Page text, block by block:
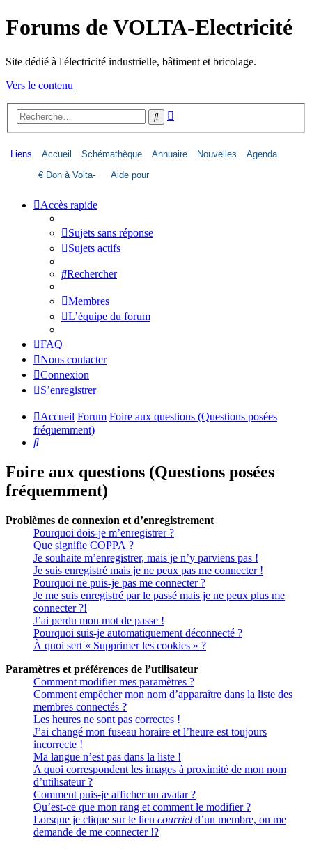
Forums de VOLTA-Electricité
Site dédié à l'électricité industrielle, bâtiment et bricolage.
Vers le contenu
Rechercher
Liens Accueil Schémathèque Annuaire Nouvelles
Agenda
€ Don à Volta-
Aide pour
Accès rapide
Sujets sans réponse
Sujets actifs
Rechercher
Membres
L’équipe du forum
FAQ
Nous contacter
Connexion
S’enregistrer
Accueil Forum Foire aux questions (Questions posées
fréquemment)
Rechercher
Foire aux questions (Questions posées
fréquemment)
Problèmes de connexion et d’enregistrement
Pourquoi dois-je m’enregistrer ?
Que signifie COPPA ?
Je souhaite m’enregistrer, mais je n’y parviens pas !
Je suis enregistré mais je ne peux pas me connecter !
Pourquoi ne puis-je pas me connecter ?
Je me suis enregistré par le passé mais je ne peux plus me
connecter ?!
J’ai perdu mon mot de passe !
Pourquoi suis-je automatiquement déconnecté ?
À quoi sert « Supprimer les cookies » ?
Paramètres et préférences de l’utilisateur
Comment modifier mes paramètres ?
Comment empêcher mon nom d’apparaître dans la liste des
membres connectés ?
Les heures ne sont pas correctes !
J’ai changé mon fuseau horaire et l’heure est toujours
incorrecte !
Ma langue n’est pas dans la liste !
A quoi correspondent les images à proximité de mon nom
d’utilisateur ?
Comment puis-je afficher un avatar ?
Qu’est-ce que mon rang et comment le modifier ?
Lorsque je clique sur le lien courriel d’un membre, on me
demande de me connecter !?